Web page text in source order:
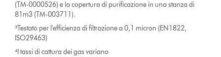
(TM-0000526) e la copertura di purificazione in una stanza di
81m3 (TM-003711).
³Testato per l'efficienza di filtrazione a 0,1 micron (EN1822,
ISO29463)
⁴I tassi di cattura dei gas variano